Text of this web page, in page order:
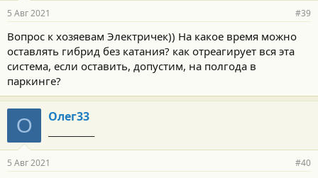
5 Авг 2021 #39
Вопрос к хозяевам Электричек)) На какое время можно
оставлять гибрид без катания? как отреагирует вся эта
система, если оставить, допустим, на полгода в
паркинге?
О Олег33
5 Авг 2021 #40